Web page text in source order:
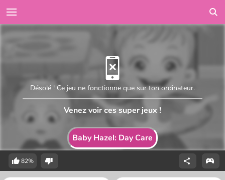
Baby Hazel: Day Care
Désolé ! Ce jeu ne fonctionne que sur ton ordinateur.
Venez voir ces super jeux !
82%